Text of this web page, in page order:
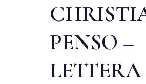
PENSO –